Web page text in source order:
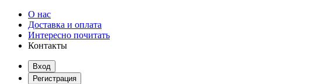
О нас
Доставка и оплата
Интересно почитать
Контакты
Вход
Регистрация